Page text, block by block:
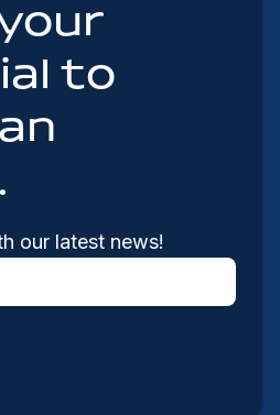
to
our latest news!